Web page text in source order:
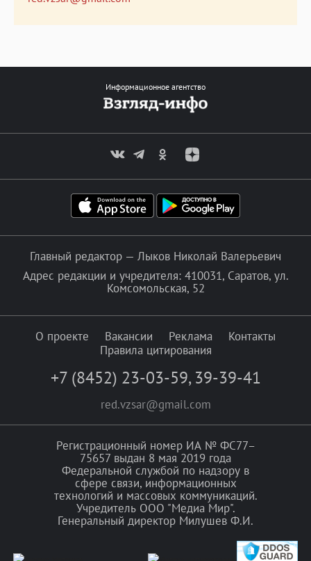
Информационное агентство
Главный редактор — Лыков Николай Валерьевич
Адрес редакции и учредителя: 410031, Саратов, ул.
Комсомольская, 52
О проекте Вакансии Реклама
Контакты
Правила цитирования
+7 (8452) 23-03-59, 39-39-41
red.vzsar@gmail.com
Регистрационный номер ИА № ФС77–
75657 выдан 8 мая 2019 года
Федеральной службой по надзору в
сфере связи, информационных
технологий и массовых коммуникаций.
Учредитель ООО "Медиа Мир".
Генеральный директор Милушев Ф.И.